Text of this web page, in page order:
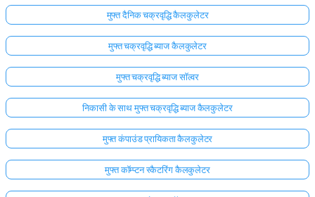
मुफ्त दैनिक चक्रवृद्धि कैलकुलेटर
मुफ्त चक्रवृद्धि ब्याज कैलकुलेटर
मुफ्त चक्रवृद्धि ब्याज सॉल्वर
निकासी के साथ मुफ्त चक्रवृद्धि ब्याज कैलकुलेटर
मुफ्त कंपाउंड प्रायिकता कैलकुलेटर
मुफ्त कॉम्प्टन स्कैटरिंग कैलकुलेटर